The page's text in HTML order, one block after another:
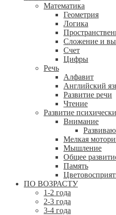
Математика
Геометрия
Логика
Сложение и
Счет
Цифры
Речь
Алфавит
Английский
Развитие речи
Чтение
Развитие
Внимание
Мелкая
Мышление
Общее
Память
ПО ВОЗРАСТУ
1-2 года
2-3 года
3-4 года